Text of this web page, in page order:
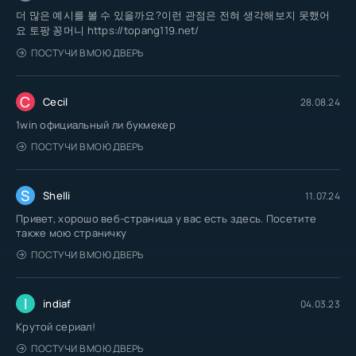
더 많은 예시를 볼 수 있을까요?이런 관점은 전혀 생각해보지 못했어
요 토팡 꽁머니 https://topang119.net/
ПОСТУЧИ В МОЮ ДВЕРЬ
C Cecil 28.08.24
1win официальный ли букмекер
ПОСТУЧИ В МОЮ ДВЕРЬ
S Shelli 11.07.24
Привет, хорошо веб-страница у вас есть здесь. Посетите
также мою страничку
ПОСТУЧИ В МОЮ ДВЕРЬ
I indiaf 04.03.23
Крутой сериал!
ПОСТУЧИ В МОЮ ДВЕРЬ